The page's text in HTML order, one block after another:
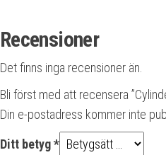
Recensioner
Det finns inga recensioner än.
Bli först med att recensera
Din e-postadress kommer inte
Ditt betyg*